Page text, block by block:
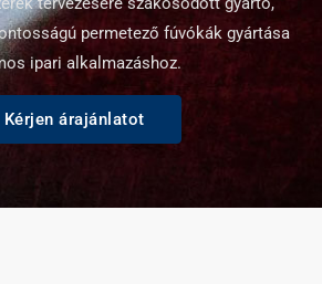
permetező fúvókák gyártása
ipari alkalmazáshoz.
Kérjen árajánlatot